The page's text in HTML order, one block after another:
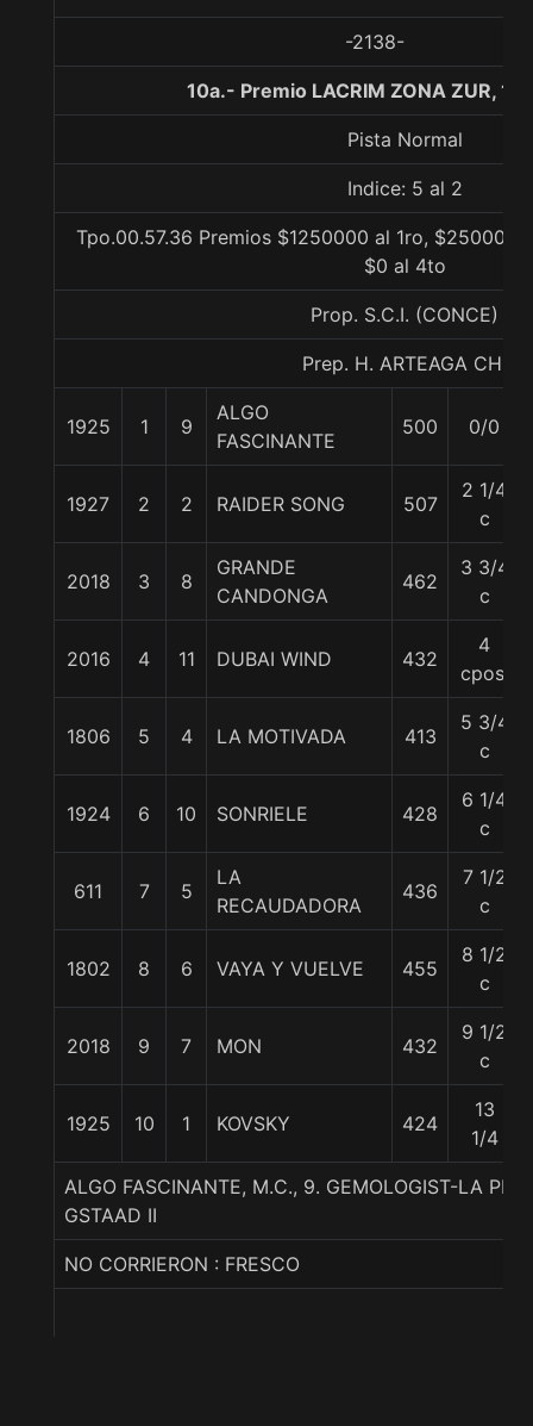
-2138-
10a.- Premio LACRIM ZONA ZUR,
Pista Normal
Indice: 5 al 2
Tpo.00.57.36 Premios $1250000 al 1ro, $250000
$0 al 4to
Prop. S.C.I. (CONCE)
Prep. H. ARTEAGA CH.
1925 1 9
ALGO
FASCINANTE
500 0/0
1927 2 2 RAIDER SONG 507
2 1/4
c
2018 3 8
GRANDE
CANDONGA
462
3 3/4
c
2016 4 11 DUBAI WIND 432
4
cpos.
1806 5 4 LA MOTIVADA 413
5 3/4
c
1924 6 10 SONRIELE 428
6 1/4
c
611 7 5
LA
RECAUDADORA
436
7 1/2
c
1802 8 6 VAYA Y VUELVE 455
8 1/2
c
2018 9 7 MON 432
9 1/2
c
1925 10 1 KOVSKY 424
13
1/4
ALGO FASCINANTE, M.C., 9. GEMOLOGIST-LA
GSTAAD II
NO CORRIERON : FRESCO